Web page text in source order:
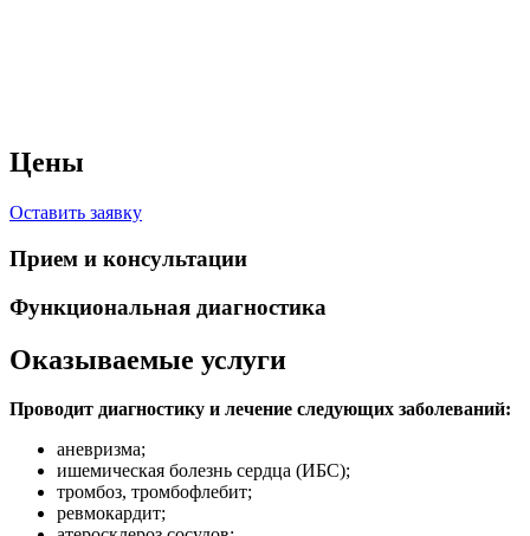
Цены
Оставить заявку
Прием и консультации
Функциональная диагностика
Оказываемые услуги
Проводит диагностику и лечение следующих заболеваний:
аневризма;
ишемическая болезнь сердца (ИБС);
тромбоз, тромбофлебит;
ревмокардит;